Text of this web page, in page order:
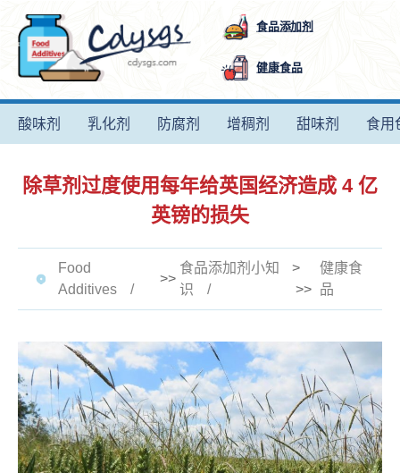
食品添加剂
健康食品
酸味剂 乳化剂 防腐剂 增稠剂 甜味剂 食用
除草剂过度使用每年给英国经济造成 4 亿
英镑的损失
Food
Additives
>>
食品添加剂小知
识
>
>>
健康食
品